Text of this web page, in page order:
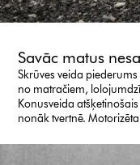
Savāc matus
Skrūves veida
no matračiem,
Konusveida
nonāk tvertnē.